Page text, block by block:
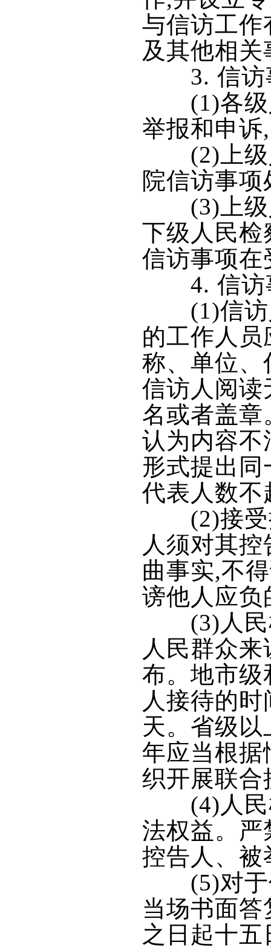
与信访工作
及其他相关
3. 信访
(1)各级
举报和申
(2)上级
院信访事
(3)上级
下级人民检
信访事项在
4. 信访
(1)信访
的工作人
称、单位、
信访人阅读
名或者盖
认为内容不
形式提出
代表人数不
(2)接受
人须对其
曲事实,不
谤他人应负
(3)人民
人民群众
布。地市级
人接待的
天。省级
年应当根据
织开展联合
(4)人民
法权益。严
控告人、被
(5)对于
当场书面
之日起十